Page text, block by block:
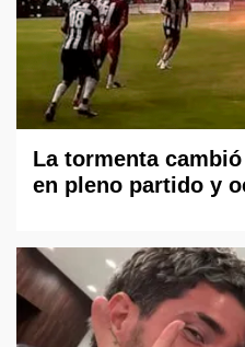
La tormenta
en pleno partido y